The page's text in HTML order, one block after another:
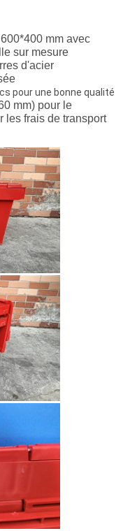
mm avec
sur mesure
d'acier
pour une bonne qualité
mm) pour le
les frais de transport